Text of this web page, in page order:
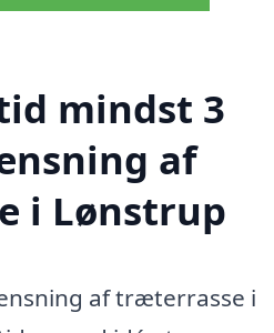
mindst 3
af
i Lønstrup
af træterrasse i